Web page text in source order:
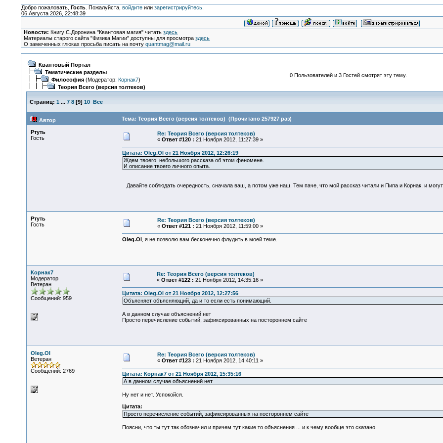
Добро пожаловать, Гость. Пожалуйста, войдитеили зарегистрируйтесь.
06 Августа 2026, 22:48:39
Новости: Книгу С.Доронина "Квантовая магия" читатьздесь
Материалы старого сайта "Физика Магии" доступны для просмотраздесь
О замеченных глюках просьба писать на почтуquantmag@mail.ru
Квантовый Портал
Тематические разделы
Философия(Модератор: Корнак7)
Теория Всего (версия толтеков)
0 Пользователей и 3 Гостей смотрят эту тему.
Страниц: 1 ... 7 8[9] 10 Все
Автор Тема: Теория Всего (версия толтеков) (Прочитано 257927 раз)
Ртуть
Гость
Re: Теория Всего (версия толтеков)
« Ответ #120 : 21 Ноября 2012, 11:27:39 »
Цитата: Oleg.Ol от 21 Ноября 2012, 12:26:19
Ждем твоего небольшого рассказа об этом феномене.
И описание твоего личного опыта.
Давайте соблюдать очередность, сначала ваш, а потом уже наш. Тем паче, что мой рассказ читали и Пипа и Корнак, и могут
Ртуть
Гость
Re: Теория Всего (версия толтеков)
« Ответ #121 : 21 Ноября 2012, 11:59:00 »
Oleg.Ol , я не позволю вам бесконечно флудить в моей теме.
Корнак7
Модератор
Ветеран
Сообщений: 959
Re: Теория Всего (версия толтеков)
« Ответ #122 : 21 Ноября 2012, 14:35:16 »
Цитата: Oleg.Ol от 21 Ноября 2012, 12:27:56
Объясняет объясняющий, да и то если есть понимающий.
А в данном случае объяснений нет
Просто перечисление событий, зафиксированных на постороннем сайте
Oleg.Ol
Ветеран
Сообщений: 2769
Re: Теория Всего (версия толтеков)
« Ответ #123 : 21 Ноября 2012, 14:40:11 »
Цитата: Корнак7 от 21 Ноября 2012, 15:35:16
А в данном случае объяснений нет
Ну нет и нет. Успокойся.
Цитата:
Просто перечисление событий, зафиксированных на постороннем сайте
Поясни, что ты тут так обозначил и причем тут какие то объяснения ... и к чему вообще это сказано.